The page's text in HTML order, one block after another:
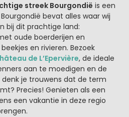
streek Bourgondië is een
Bourgondië bevat alles waar wij
bij dit prachtige land:
oude boerderijen en
en rivieren. Bezoek
de L’Epervière, de ideale
aan te moedigen en de
je trouwens dat de term
Precies! Genieten als een
een vakantie in deze regio